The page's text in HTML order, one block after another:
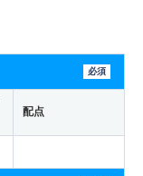
必須
配点